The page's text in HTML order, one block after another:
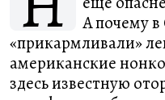
А почему
«прикармливали»
американские
здесь известную